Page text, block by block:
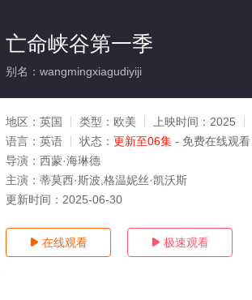
亡命峡谷第一季
别名：wangmingxiagudiyiji
地区： 英国 类型： 欧美 上映时间： 2025
语言： 英语 状态： 更新至06集 - 免费在线观看
导演： 西蒙·海琳德
主演： 蒂莫西·斯波,格温妮丝·凯沃斯
更新时间： 2025-06-30
 在线观看  极速观看